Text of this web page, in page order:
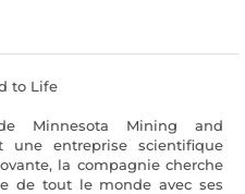
to Life
Minnesota Mining and
une entreprise scientifique
la compagnie cherche
de tout le monde avec ses